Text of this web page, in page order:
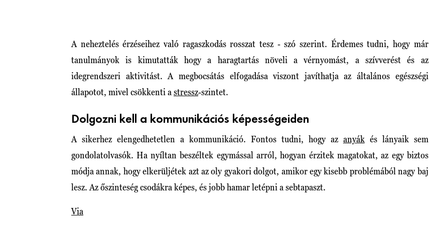
A neheztelés érzéseihez való ragaszkodás rosszat tesz - szó szerint. Érdemes tudni, hogy már
tanulmányok is kimutatták hogy a haragtartás növeli a vérnyomást, a szívverést és az
idegrendszeri aktivitást. A megbocsátás elfogadása viszont javíthatja az általános egészségi
állapotot, mivel csökkenti a stressz-szintet.
Dolgozni kell a kommunikációs képességeiden
A sikerhez elengedhetetlen a kommunikáció. Fontos tudni, hogy az anyákés lányaik sem
gondolatolvasók. Ha nyíltan beszéltek egymással arról, hogyan érzitek magatokat, az egy biztos
módja annak, hogy elkerüljétek azt az oly gyakori dolgot, amikor egy kisebb problémából nagy baj
lesz. Az őszinteség csodákra képes, és jobb hamar letépni a sebtapaszt.
Via